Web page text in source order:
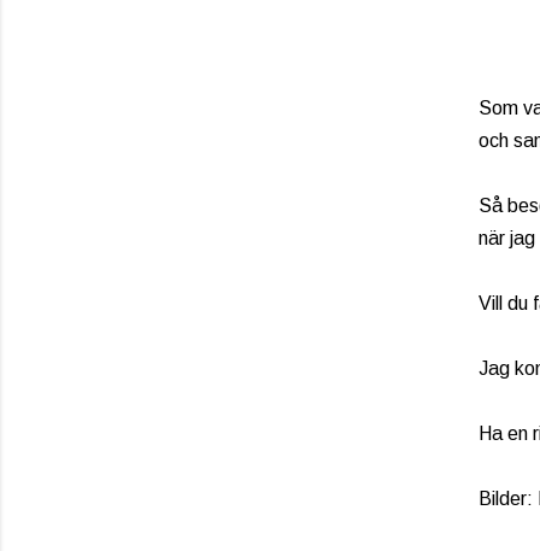
Som
och
Så
när
Vill du
Jag
Ha en
Bilder: